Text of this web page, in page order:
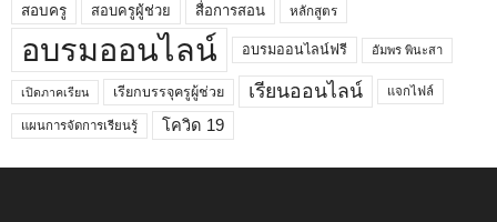
สอบครู สอบครูผู้ช่วย สื่อการสอน หลักสูตร
อบรมออนไลน์ อบรมออนไลน์ฟรี อัมพร พินะสา
เปิดภาคเรียน เรียกบรรจุครูผู้ช่วย เรียนออนไลน์ แจกไฟล์
แผนการจัดการเรียนรู้ โควิด 19